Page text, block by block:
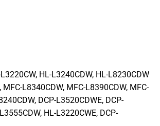
HL-L3240CDW, HL-L8230CDW
MFC-L8340CDW, MFC-L8390CDW, MFC-
DCP-L3520CDWE, DCP-
HL-L3220CWE, DCP-